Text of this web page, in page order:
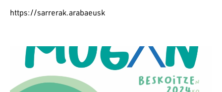
https://sarrerak.arabaeusk